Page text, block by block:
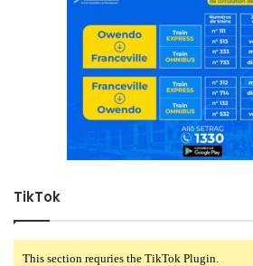
TikTok
This section requries the TikTok Plugin.